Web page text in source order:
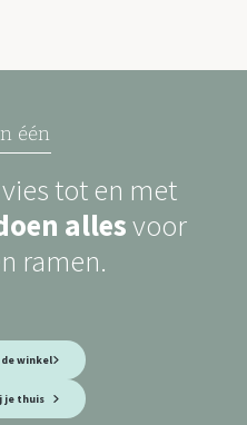
één
tot en met
allesvoor
ramen.
winkel
je thuis